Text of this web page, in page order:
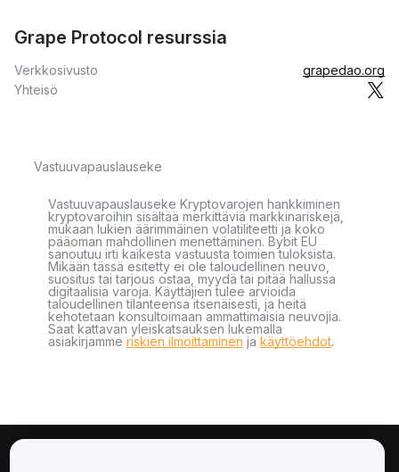
Grape Protocol resurssia
Verkkosivusto
grapedao.org
Yhteisö
Vastuuvapauslauseke
Vastuuvapauslauseke Kryptovarojen hankkiminen
kryptovaroihin sisältää merkittäviä markkinariskejä,
mukaan lukien äärimmäinen volatiliteetti ja koko
pääoman mahdollinen menettäminen. Bybit EU
sanoutuu irti kaikesta vastuusta toimien tuloksista.
Mikään tässä esitetty ei ole taloudellinen neuvo,
suositus tai tarjous ostaa, myydä tai pitää hallussa
digitaalisia varoja. Käyttäjien tulee arvioida
taloudellinen tilanteensa itsenäisesti, ja heitä
kehotetaan konsultoimaan ammattimaisia neuvojia.
Saat kattavan yleiskatsauksen lukemalla
asiakirjamme riskien ilmoittaminen ja käyttöehdot.